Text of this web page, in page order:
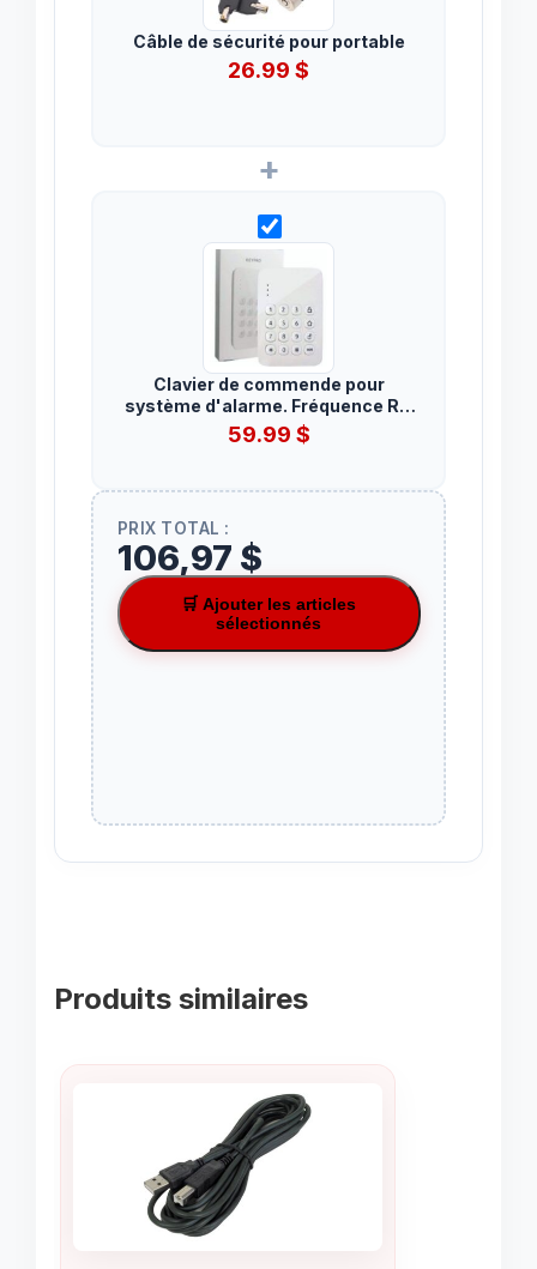
Câble de sécurité pour portable
26.99 $
+
Clavier de commende pour
système d'alarme. Fréquence RF:
433MHz
59.99 $
PRIX TOTAL :
106,97 $
🛒 Ajouter les articles
sélectionnés
Produits similaires